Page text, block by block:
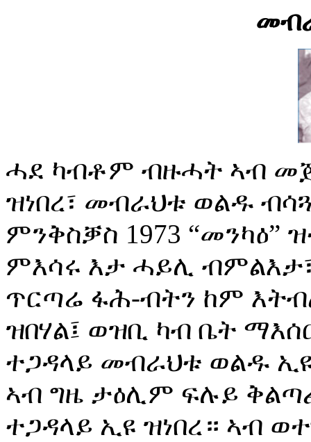
ሓደ ካብቶም ብዙሓት ኣብ
ዝነበረ፣ መብራህቱ ወልዱ
ምንቅስቓስ 1973 “መንካዕ”
ምእሳሩ እታ ሓይሊ
ጥርጣሬ ፋሕ-ብትን ከም
ዝበሃል፤ ወዝቢ ካብ ቤት
ተጋዳላይ መብራህቱ ወልዱ
ኣብ ግዜ ታዕሊም ፍሉይ
ተጋዳላይ ኢዩ ዝነበረ። ኣብ